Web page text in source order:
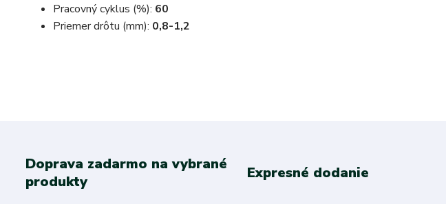
Pracovný cyklus (%): 60
Priemer drôtu (mm): 0,8-1,2
Doprava zadarmo na vybrané
produkty
Expresné dodanie